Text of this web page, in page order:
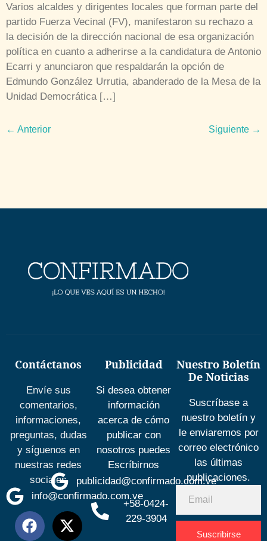
Varios alcaldes y dirigentes locales que forman parte del
partido Fuerza Vecinal (FV), manifestaron su rechazo a
la decisión de la dirección nacional de esa organización
política en cuanto a adherirse a la candidatura de Antonio
Ecarri y anunciaron que respaldarán la opción de
Edmundo González Urrutia, abanderado de la Mesa de la
Unidad Democrática […]
← Anterior Siguiente →
Contáctanos
Envíe sus
comentarios,
informaciones,
preguntas, dudas
y síguenos en
nuestras redes
sociales
info@confirmado.com.ve
Publicidad
Si desea obtener
información
acerca de cómo
publicar con
nosotros puedes
Escríbirnos
publicidad@confirmado.com.ve
+58-0424-
229-3904
Nuestro Boletín
De Noticias
Suscríbase a
nuestro boletín y
le enviaremos por
correo electrónico
las últimas
publicaciones.
Suscribirse